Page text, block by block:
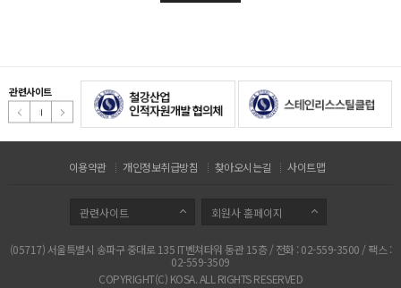
관련사이트
이용약관 개인정보취급방침 찾아오시는길 사이트맵
관련사이트 회원사 홈페이지
(05717) 서울특별시 송파구 중대로 135 IT벤쳐타워 동관 15층 / 전화 : 02-559-3500 / 팩스 :
02-559-3509
COPYRIGHT(C) KOSA. ALL RIGHTS RESERVED